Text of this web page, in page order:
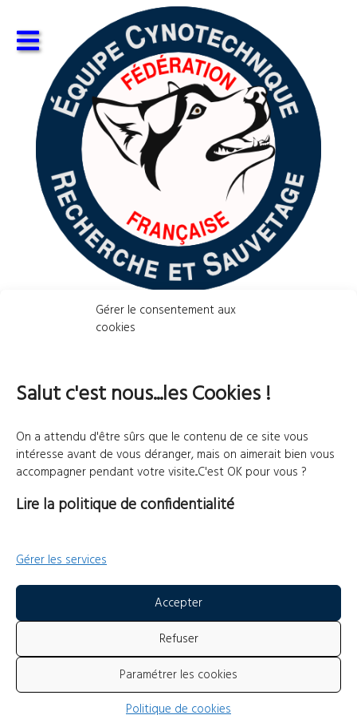
Gérer le consentement aux
cookies
Salut c'est nous...les Cookies !
On a attendu d'être sûrs que le contenu de ce site vous
intéresse avant de vous déranger, mais on aimerait bien vous
accompagner pendant votre visite...C'est OK pour vous ?
Lire la politique de confidentialité
Gérer les services
Accepter
Refuser
Paramétrer les cookies
Politique de cookies
de nuit. Elles travaillent conjointement avec les personnels engagés par
l’administration ainsi que les familles concernées.
Gestions des cookies
Mentions légales